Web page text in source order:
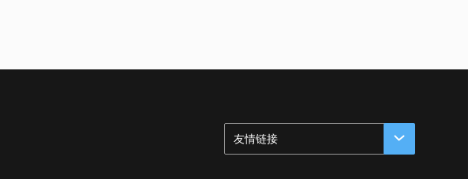
友情链接